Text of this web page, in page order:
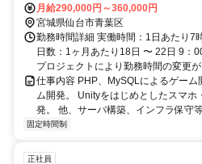
月給290,000円～360,000円
宮城県仙台市青葉区
勤務時間詳細 実働時間：1日あたり7
日数：1ヶ月あたり18日 〜 22日 9：
プロジェクトにより勤務時間の変更が
仕事内容 PHP、MySQLによるゲー
ム開発。 Unityをはじめとしたスマホ
発。 他、サーバ構築、インフラ保守等
固定時間制
正社員